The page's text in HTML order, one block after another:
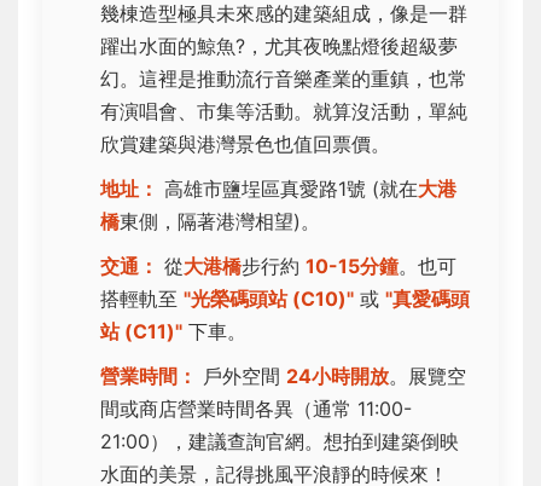
幾棟造型極具未來感的建築組成，像是一群
躍出水面的鯨魚?，尤其夜晚點燈後超級夢
幻。這裡是推動流行音樂產業的重鎮，也常
有演唱會、市集等活動。就算沒活動，單純
欣賞建築與港灣景色也值回票價。
地址： 高雄市鹽埕區真愛路1號 (就在大港
橋東側，隔著港灣相望)。
交通： 從大港橋步行約 10-15分鐘。也可
搭輕軌至 "光榮碼頭站 (C10)" 或 "真愛碼頭
站 (C11)" 下車。
營業時間：
戶外空間 24小時開放。展覽空
間或商店營業時間各異（通常 11:00-
21:00），建議查詢官網。想拍到建築倒映
水面的美景，記得挑風平浪靜的時候來！